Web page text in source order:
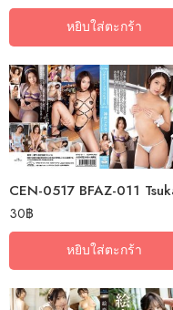
หยิบใส่ตะกร้า
30฿
หยิบใส่ตะกร้า